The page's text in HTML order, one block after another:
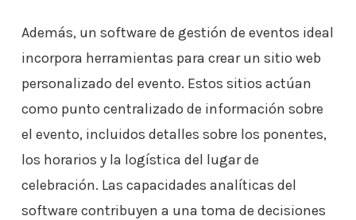
Además, un software de gestión de eventos ideal
incorpora herramientas para crear un sitio web
personalizado del evento. Estos sitios actúan
como punto centralizado de información sobre
el evento, incluidos detalles sobre los ponentes,
los horarios y la logística del lugar de
celebración. Las capacidades analíticas del
software contribuyen a una toma de decisiones